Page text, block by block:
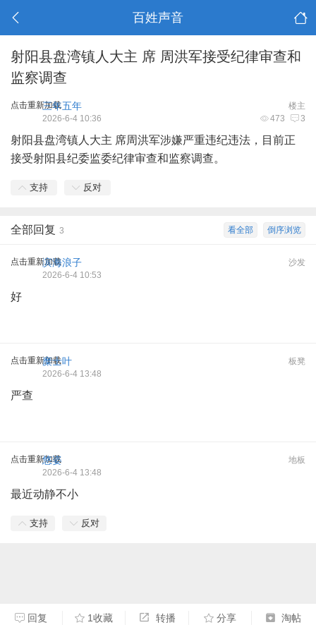
百姓声音
射阳县盘湾镇人大主 席 周洪军接受纪律审查和
监察调查
点击重新加载 楼主
三年五年
473 3
2026-6-4 10:36
射阳县盘湾镇人大主 席周洪军涉嫌严重违纪违法，目前正
接受射阳县纪委监委纪律审查和监察调查。
支持 反对
倒序浏览
看全部
全部回复 3
点击重新加载 沙发
滨海浪子
2026-6-4 10:53
好
点击重新加载 板凳
糜士叶
2026-6-4 13:48
严查
点击重新加载 地板
悠姿
2026-6-4 13:48
最近动静不小
支持 反对
回复 1收藏 转播 分享 淘帖